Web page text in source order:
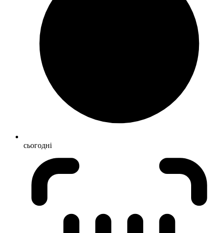
сьогодні